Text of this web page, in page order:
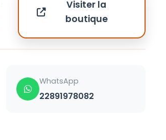
Visiter la
boutique
WhatsApp
22891978082